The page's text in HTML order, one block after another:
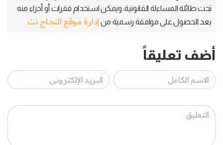
تحت طائلة المساءلة القانونية، ويمكن استخدام فقرات أو أجزاء منه
بعد الحصول على موافقة رسمية من إدارة موقع النجاح نت
أضف تعليقاً